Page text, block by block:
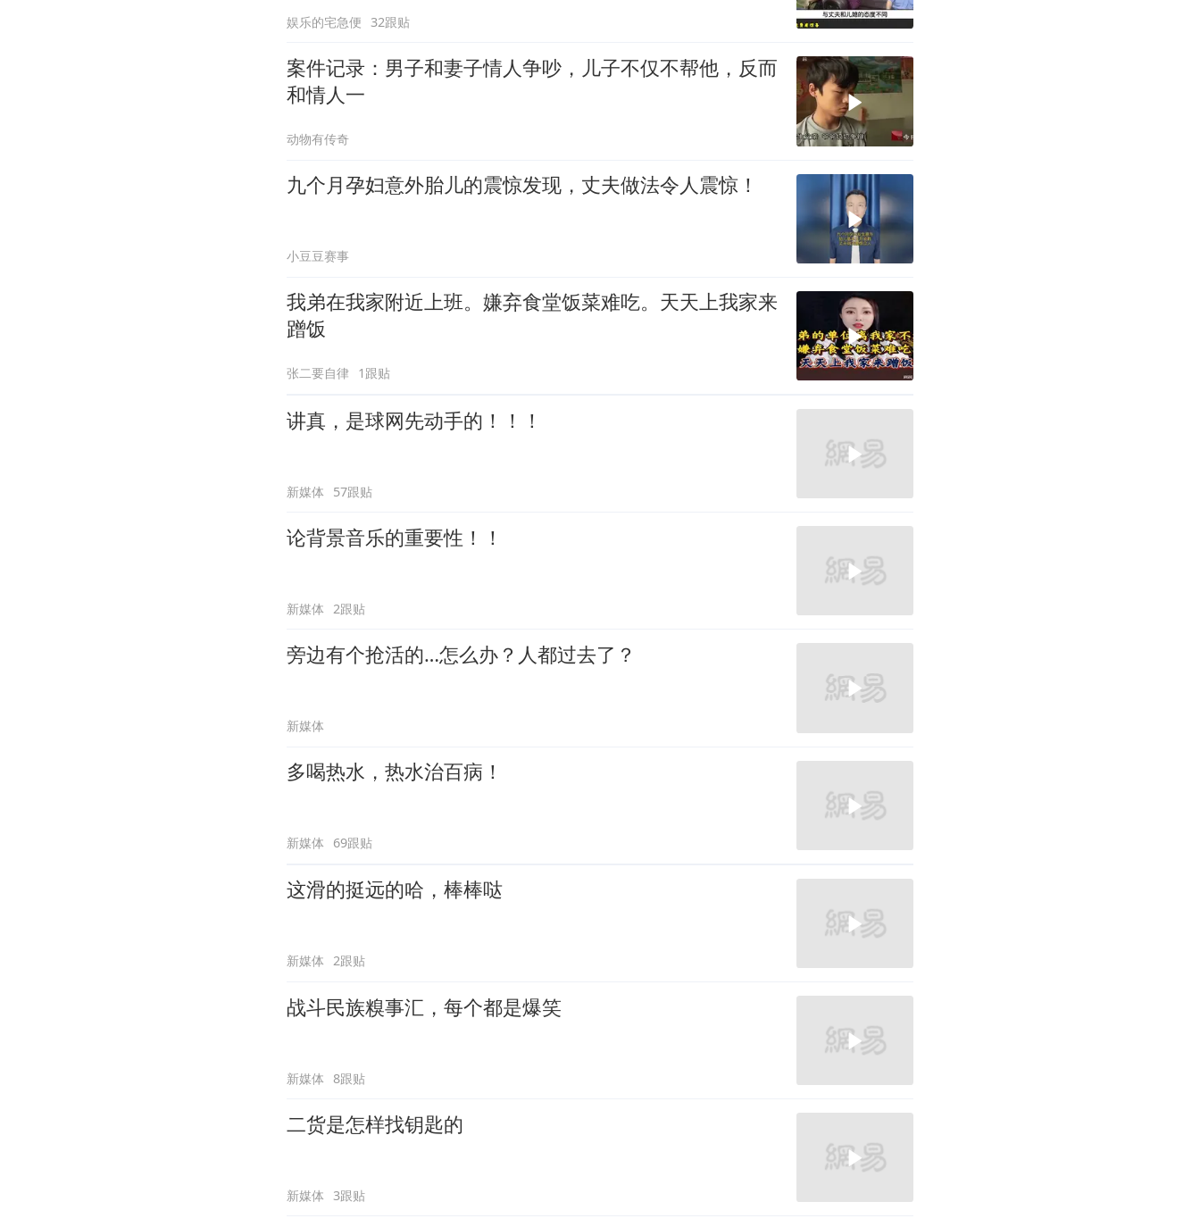
娱乐的宅急便 32跟贴
案件记录：男子和妻子情人争吵，儿子不仅不帮他，反而
和情人一
动物有传奇
九个月孕妇意外胎儿的震惊发现，丈夫做法令人震惊！
小豆豆赛事
我弟在我家附近上班。嫌弃食堂饭菜难吃。天天上我家来
蹭饭
张二要自律 1跟贴
讲真，是球网先动手的！！！
新媒体 57跟贴
论背景音乐的重要性！！
新媒体 2跟贴
旁边有个抢活的…怎么办？人都过去了？
新媒体
多喝热水，热水治百病！
新媒体 69跟贴
这滑的挺远的哈，棒棒哒
新媒体 2跟贴
战斗民族糗事汇，每个都是爆笑
新媒体 8跟贴
二货是怎样找钥匙的
新媒体 3跟贴